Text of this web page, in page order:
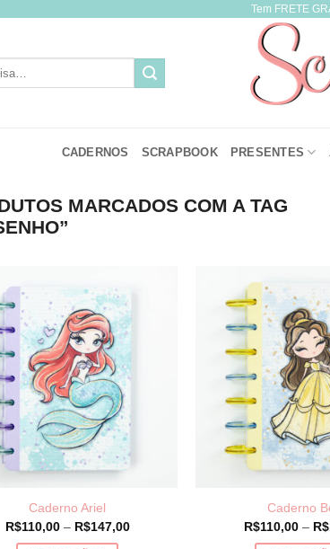
Tem FRETE
CADERNOS SCRAPBOOK PRESENTES
MARCADOS COM A TAG
Caderno Ariel
R$110,00 – R$147,00Price
Caderno
R$110,00 – R$